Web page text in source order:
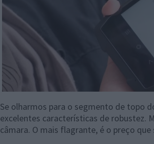
Se olharmos para o segmento de topo
excelentes características de robustez.
câmara. O mais flagrante, é o preço